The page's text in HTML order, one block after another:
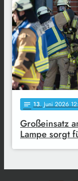
notes 13. Juni 2026
Großeinsatz
Lampe sorgt